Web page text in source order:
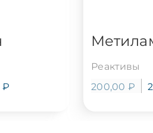
₽
Реактивы
200,00 ₽